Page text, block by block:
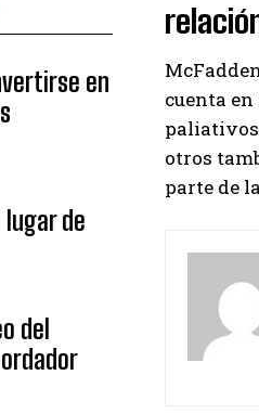
en
lugar de
del
cuenta
otros
parte de